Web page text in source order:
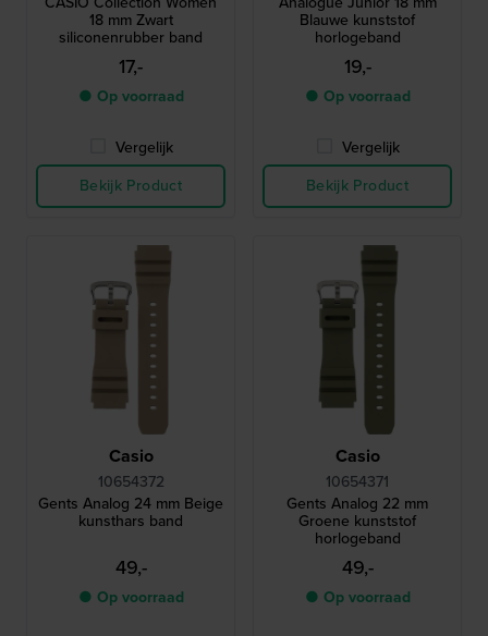
18 mm Zwart
siliconenrubber band
17,-
● Op voorraad
Vergelijk
Bekijk Product
Blauwe kunststof
horlogeband
19,-
● Op voorraad
Vergelijk
Bekijk Product
Casio
10654372
Gents Analog 24 mm Beige
kunsthars band
49,-
● Op voorraad
Casio
10654371
Gents Analog 22 mm
Groene kunststof
horlogeband
49,-
● Op voorraad